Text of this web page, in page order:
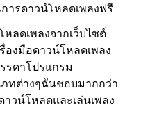
ารดาวน์โหลดเพลงฟรี
ลดเพลงจากเว็บไซต์
องมือดาวน์โหลดเพลง
ดาโปรแกรม
ภทต่างๆฉันชอบมากกว่า
าวน์โหลดและเล่นเพลง